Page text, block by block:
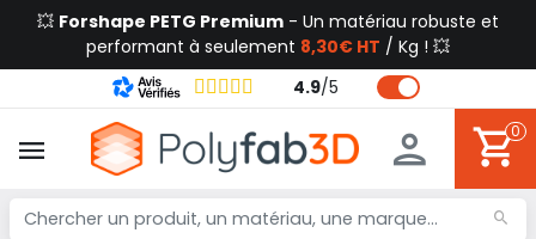
💥 Forshape PETG Premium - Un matériau robuste et
performant à seulement 8,30€ HT / Kg ! 💥
4.9/5
0